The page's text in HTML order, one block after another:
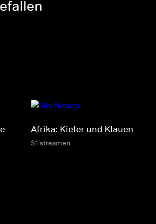
Afrika: Kiefer und Klauen
S1 streamen